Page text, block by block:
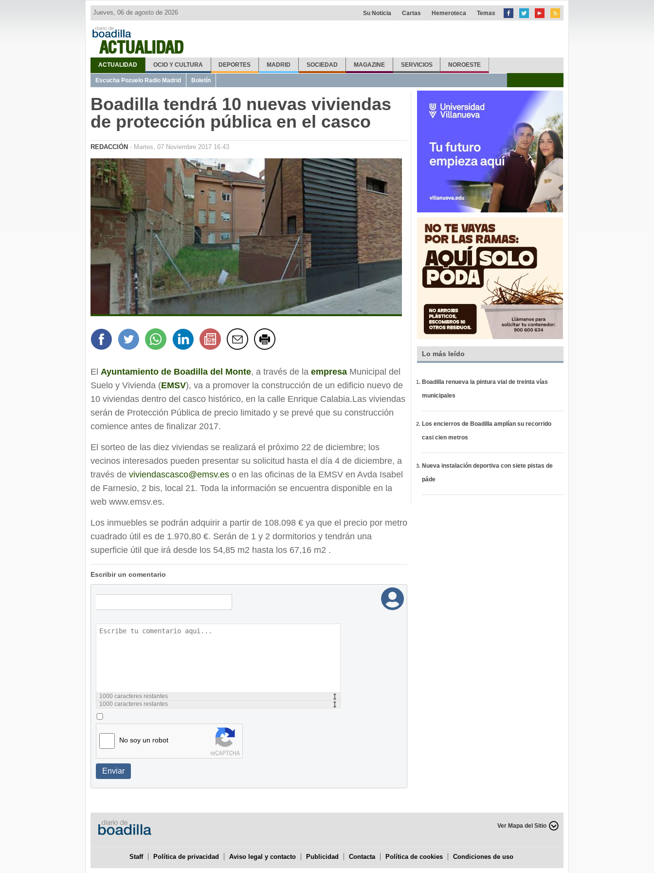
ACTUALIDAD
Jueves, 06 de agosto de 2026 Su Noticia Cartas Hemeroteca Temas
ACTUALIDAD OCIO Y CULTURA DEPORTES MADRID SOCIEDAD MAGAZINE SERVICIOS NOROESTE
Escucha Pozuelo Radio Madrid Boletín
Boadilla tendrá 10 nuevas viviendas
de protección pública en el casco
REDACCIÓN - Martes, 07 Noviembre 2017 16:43
El Ayuntamiento de Boadilla del Monte, a través de la empresa Municipal del
Suelo y Vivienda (EMSV), va a promover la construcción de un edificio nuevo de
10 viviendas dentro del casco histórico, en la calle Enrique Calabia.Las viviendas
serán de Protección Pública de precio limitado y se prevé que su construcción
comience antes de finalizar 2017.
El sorteo de las diez viviendas se realizará el próximo 22 de diciembre; los
vecinos interesados pueden presentar su solicitud hasta el día 4 de diciembre, a
través de viviendascasco@emsv.es o en las oficinas de la EMSV en Avda Isabel
de Farnesio, 2 bis, local 21. Toda la información se encuentra disponible en la
web www.emsv.es.
Los inmuebles se podrán adquirir a partir de 108.098 € ya que el precio por metro
cuadrado útil es de 1.970,80 €. Serán de 1 y 2 dormitorios y tendrán una
superficie útil que irá desde los 54,85 m2 hasta los 67,16 m2 .
Escribir un comentario
1000 caracteres restantes
1000 caracteres restantes
No soy un robot
Enviar
Lo más leído
Boadilla renueva la pintura vial de treinta vías
municipales
Los encierros de Boadilla amplían su recorrido
casi cien metros
Nueva instalación deportiva con siete pistas de
páde
Ver Mapa del Sitio
Staff Política de privacidad Aviso legal y contacto Publicidad Contacta Política de cookies Condiciones de uso